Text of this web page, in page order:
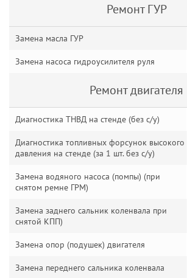
Ремонт ГУР
Замена масла ГУР
Замена насоса гидроусилителя руля
Ремонт двигателя
Диагностика ТНВД на стенде (без с/у)
Диагностика топливных форсунок высокого
давления на стенде (за 1 шт. без с/у)
Замена водяного насоса (помпы) (при
снятом ремне ГРМ)
Замена заднего сальник коленвала при
снятой КПП)
Замена опор (подушек) двигателя
Замена переднего сальника коленвала